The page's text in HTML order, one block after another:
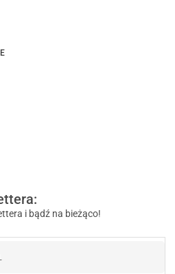
i bądź na bieżąco!